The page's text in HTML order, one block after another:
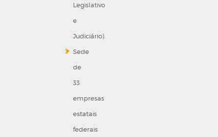
Legislativo
e
Judiciário).
Sede
de
33
empresas
estatais
federais